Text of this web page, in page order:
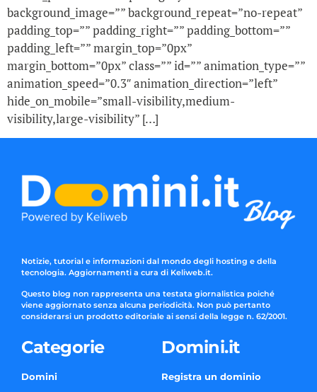
background_image=”” background_repeat=”no-repeat”
padding_top=”” padding_right=”” padding_bottom=””
padding_left=”” margin_top=”0px”
margin_bottom=”0px” class=”” id=”” animation_type=””
animation_speed=”0.3″ animation_direction=”left”
hide_on_mobile=”small-visibility,medium-
visibility,large-visibility” […]
Notizie, tutorial e informazioni dal mondo degli hosting e della
tecnologia. Aggiornamenti a cura di Keliweb.it.
Questo blog non rappresenta una testata giornalistica poiché
viene aggiornato senza alcuna periodicità. Non può pertanto
considerarsi un prodotto editoriale ai sensi della legge n. 62/2001.
Categorie
Domini
Domini.it
Registra un dominio